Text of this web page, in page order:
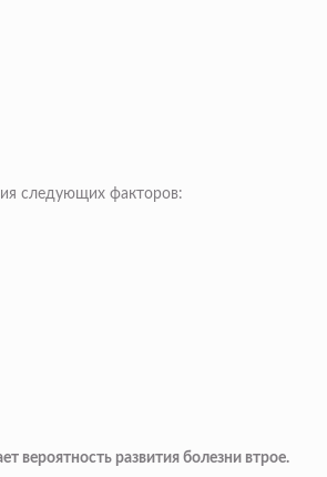
следующих факторов:
вероятность развития болезни втрое.